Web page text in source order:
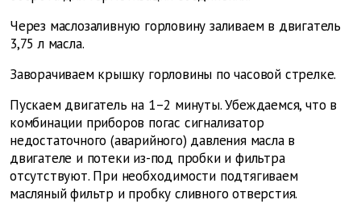
Через маслозаливную горловину заливаем в двигатель
3,75 л масла.
Заворачиваем крышку горловины по часовой стрелке.
Пускаем двигатель на 1–2 минуты. Убеждаемся, что в
комбинации приборов погас сигнализатор
недостаточного (аварийного) давления масла в
двигателе и потеки из-под пробки и фильтра
отсутствуют. При необходимости подтягиваем
масляный фильтр и пробку сливного отверстия.